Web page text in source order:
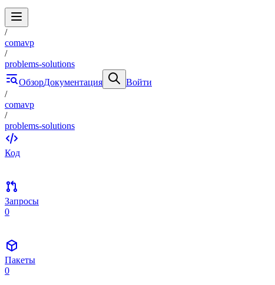
/
comavp
/
problems-solutions
ОбзорДокументация
Войти
/
comavp
/
problems-solutions
Код
Запросы
0
Пакеты
0